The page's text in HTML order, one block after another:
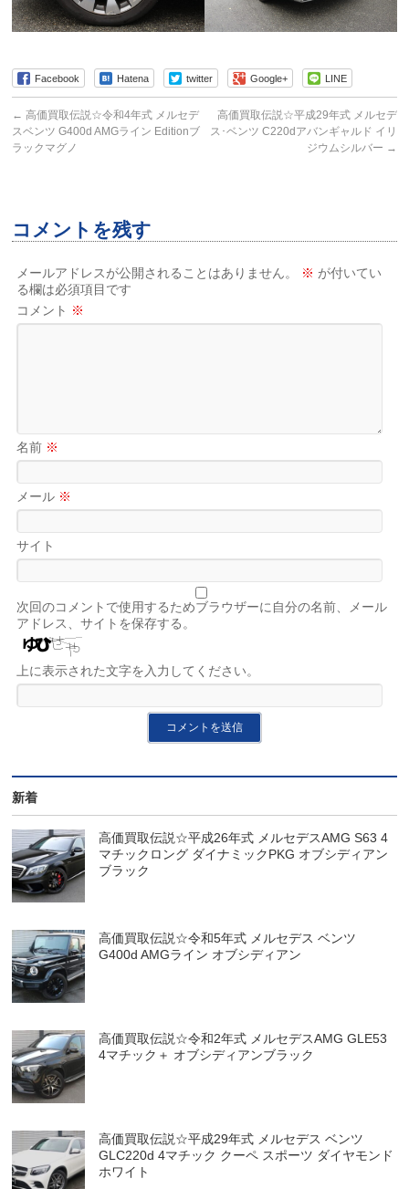
Facebook Hatena twitter Google+ LINE
← 高価買取伝説☆令和4年式 メルセデ
スベンツ G400d AMGライン Editionブ
ラックマグノ
高価買取伝説☆平成29年式 メルセデ
ス･ベンツ C220dアバンギャルド イリ
ジウムシルバー →
コメントを残す
メールアドレスが公開されることはありません。 ※ が付いてい
る欄は必須項目です
コメント ※
名前 ※
メール ※
サイト
次回のコメントで使用するためブラウザーに自分の名前、メール
アドレス、サイトを保存する。
上に表示された文字を入力してください。
新着
高価買取伝説☆平成26年式 メルセデスAMG S63 4
マチックロング ダイナミックPKG オブシディアン
ブラック
高価買取伝説☆令和5年式 メルセデス ベンツ
G400d AMGライン オブシディアン
高価買取伝説☆令和2年式 メルセデスAMG GLE53
4マチック＋ オブシディアンブラック
高価買取伝説☆平成29年式 メルセデス ベンツ
GLC220d 4マチック クーペ スポーツ ダイヤモンド
ホワイト